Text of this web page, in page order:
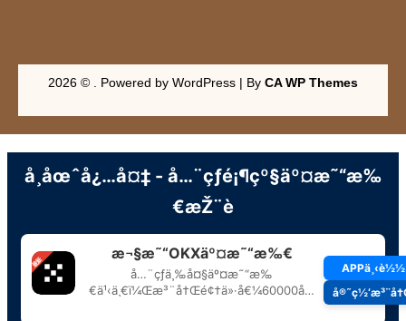
2026 © . Powered by WordPress | By CA WP Themes